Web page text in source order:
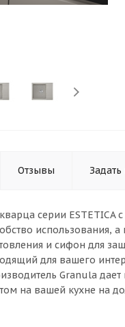
Отзывы
серии
использования,
и сифон для
для вашего
Granula дает
на вашей кухне на